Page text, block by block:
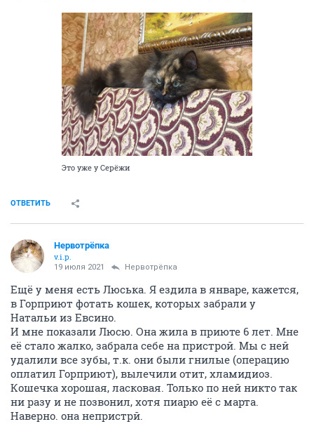
Это уже у Серёжи
ОТВЕТИТЬ
Нервотрёпка
v.i.p.
19 июля 2021 Нервотрёпка
Ещё у меня есть Люська. Я ездила в январе, кажется,
в Горприют фотать кошек, которых забрали у
Натальи из Евсино.
И мне показали Люсю. Она жила в приюте 6 лет. Мне
её стало жалко, забрала себе на пристрой. Мы с ней
удалили все зубы, т.к. они были гнилые (операцию
оплатил Горприют), вылечили отит, хламидиоз.
Кошечка хорошая, ласковая. Только по ней никто так
ни разу и не позвонил, хотя пиарю её с марта.
Наверно. она непристрй.